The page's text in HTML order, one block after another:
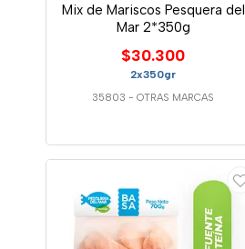
Mix de Mariscos Pesquera del
Mar 2*350g
$30.300
2x350gr
35803 -OTRAS MARCAS